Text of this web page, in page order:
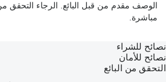
الوصف مقدم من قبل البائع. الرجاء التحقق
مباشرة.
نصائح للشراء
نصائح للأمان
التحقق من البائع